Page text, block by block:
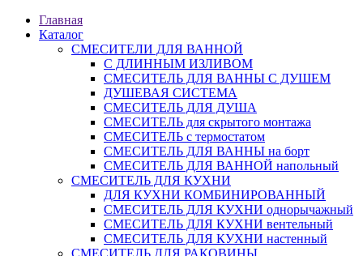
Главная
Каталог
СМЕСИТЕЛИ ДЛЯ ВАННОЙ
С ДЛИННЫМ ИЗЛИВОМ
СМЕСИТЕЛЬ ДЛЯ ВАННЫ С ДУШЕМ
ДУШЕВАЯ СИСТЕМА
СМЕСИТЕЛЬ ДЛЯ ДУША
СМЕСИТЕЛЬ для скрытого монтажа
СМЕСИТЕЛЬ с термостатом
СМЕСИТЕЛЬ ДЛЯ ВАННЫ на борт
СМЕСИТЕЛЬ ДЛЯ ВАННОЙ напольный
СМЕСИТЕЛЬ ДЛЯ КУХНИ
ДЛЯ КУХНИ КОМБИНИРОВАННЫЙ
СМЕСИТЕЛЬ ДЛЯ КУХНИ однорычажный
СМЕСИТЕЛЬ ДЛЯ КУХНИ вентельный
СМЕСИТЕЛЬ ДЛЯ КУХНИ настенный
СМЕСИТЕЛЬ ДЛЯ РАКОВИНЫ